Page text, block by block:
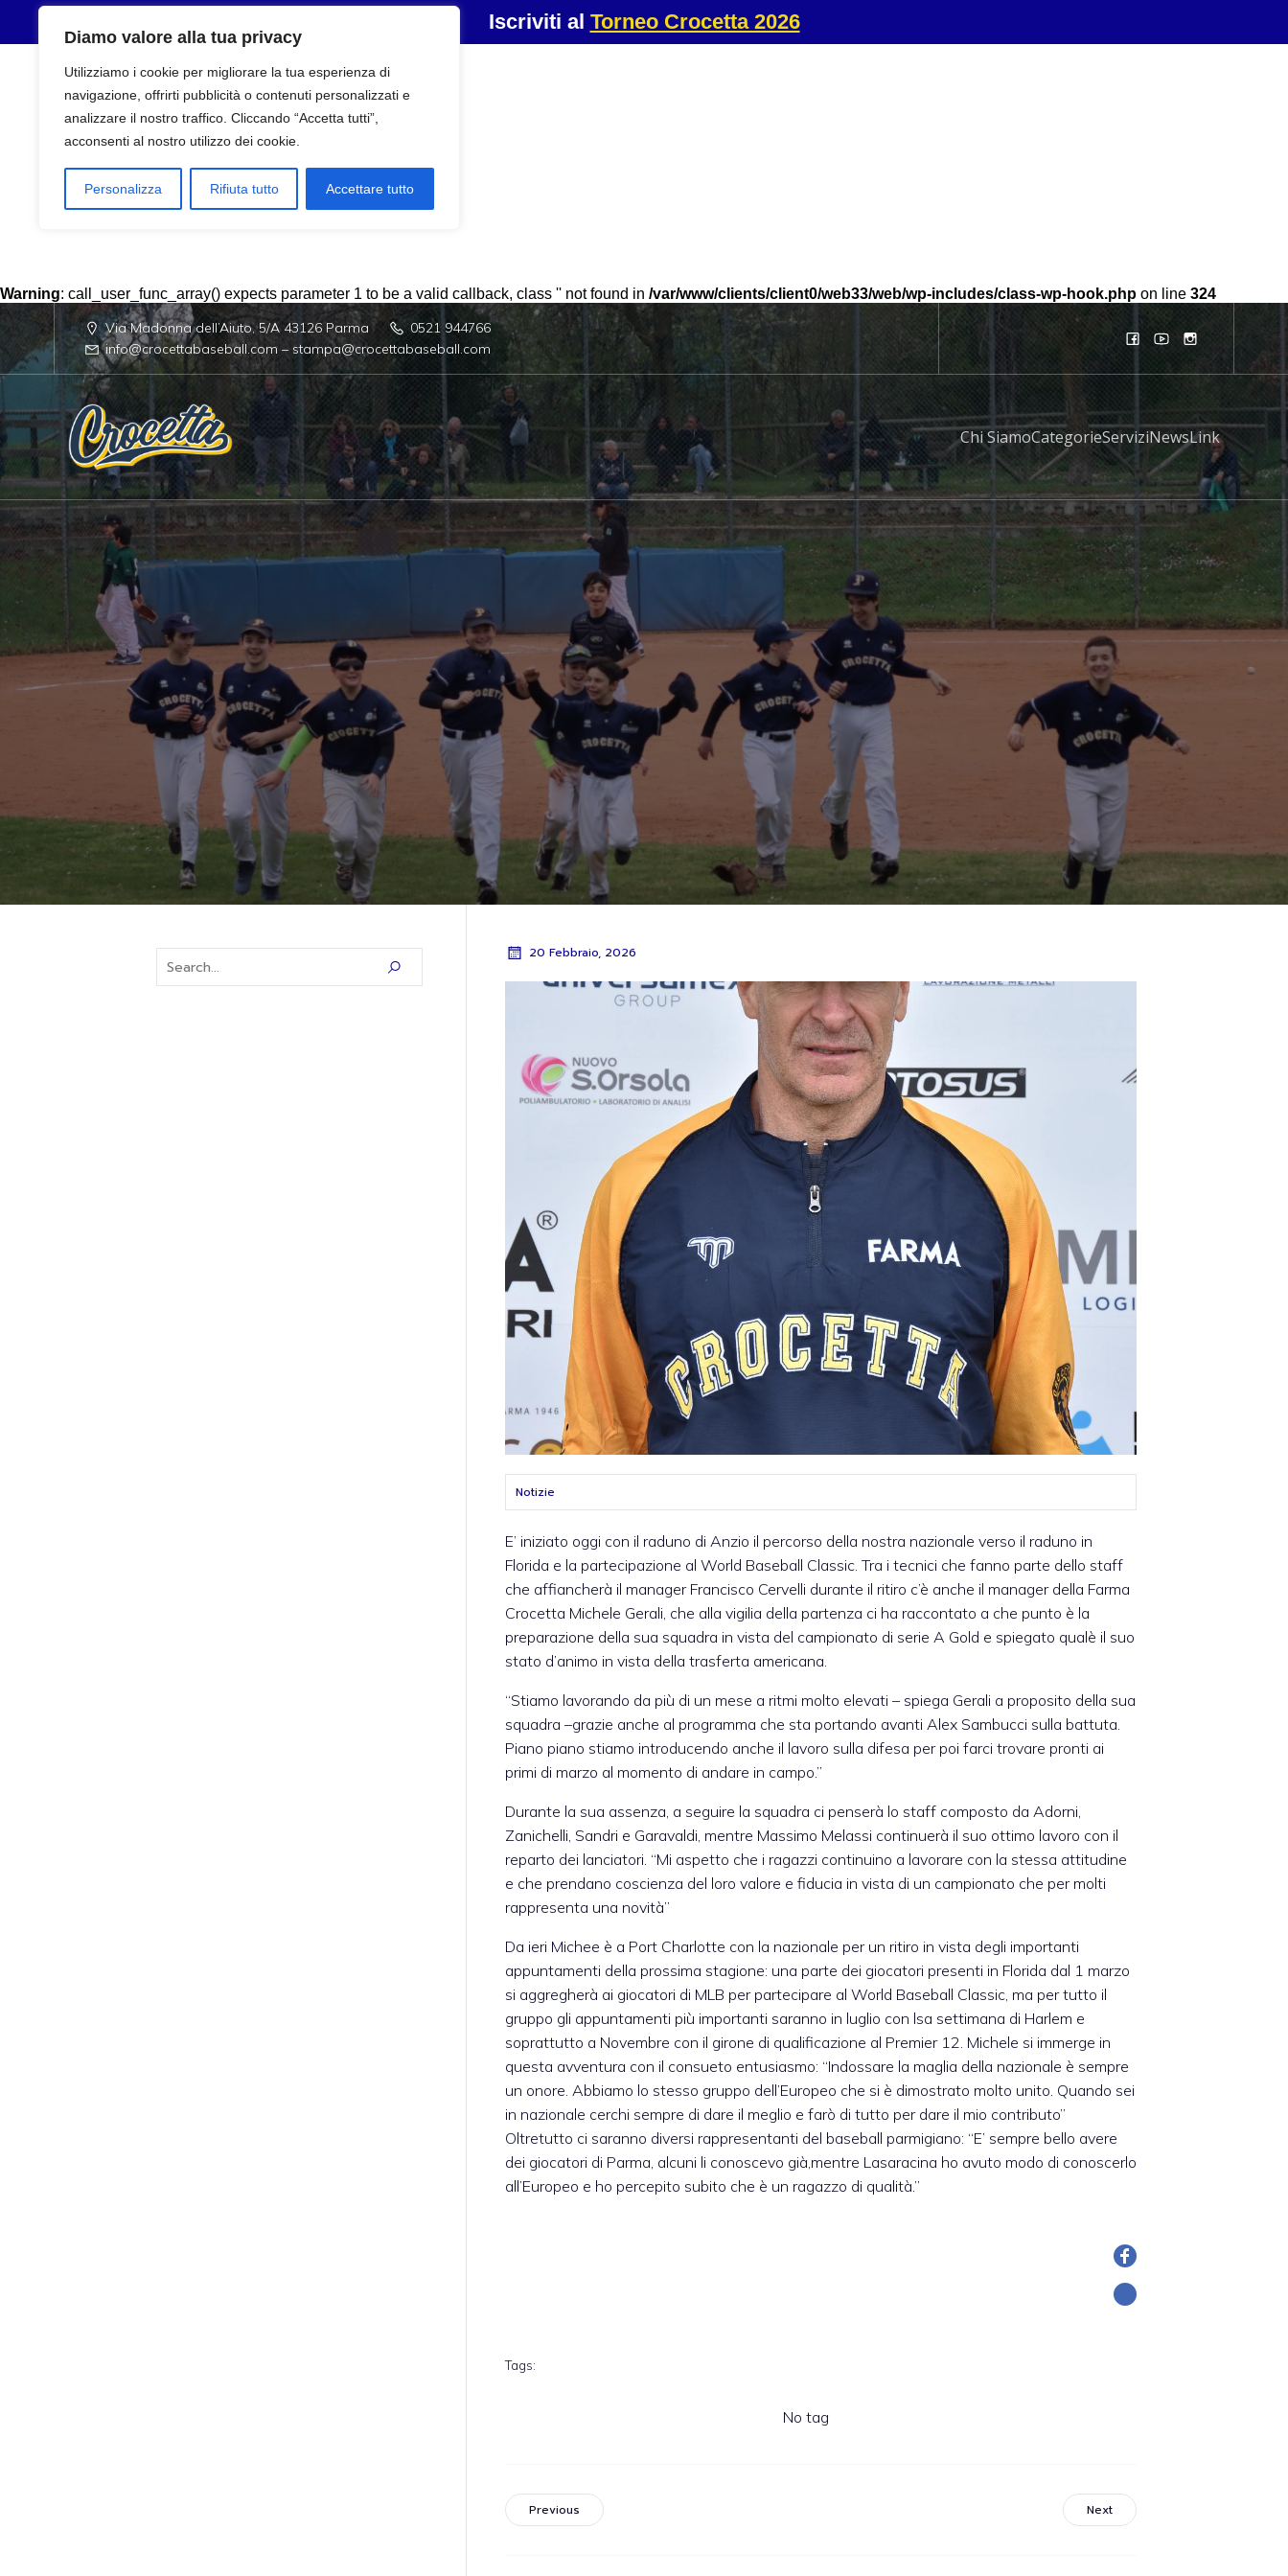
Iscriviti al Torneo Crocetta 2026
Diamo valore alla tua privacy
Utilizziamo i cookie per migliorare la tua esperienza di
navigazione, offrirti pubblicità o contenuti personalizzati e
analizzare il nostro traffico. Cliccando “Accetta tutti”,
acconsenti al nostro utilizzo dei cookie.
Personalizza Rifiuta tutto Accettare tutto
Warning: call_user_func_array() expects parameter 1 to be a valid callback, class '' not found in /var/www/clients/client0/web33/web/wp-includes/class-wp-hook.php on line 324
Via Madonna dell’Aiuto, 5/A 43126 Parma
0521 944766
info@crocettabaseball.com – stampa@crocettabaseball.com
Chi SiamoCategorieServiziNewsLink
20 Febbraio, 2026
Notizie
E’ iniziato oggi con il raduno di Anzio il percorso della nostra nazionale verso il raduno in
Florida e la partecipazione al World Baseball Classic. Tra i tecnici che fanno parte dello staff
che affiancherà il manager Francisco Cervelli durante il ritiro c’è anche il manager della Farma
Crocetta Michele Gerali, che alla vigilia della partenza ci ha raccontato a che punto è la
preparazione della sua squadra in vista del campionato di serie A Gold e spiegato qualè il suo
stato d’animo in vista della trasferta americana.
“Stiamo lavorando da più di un mese a ritmi molto elevati – spiega Gerali a proposito della sua
squadra –grazie anche al programma che sta portando avanti Alex Sambucci sulla battuta.
Piano piano stiamo introducendo anche il lavoro sulla difesa per poi farci trovare pronti ai
primi di marzo al momento di andare in campo.”
Durante la sua assenza, a seguire la squadra ci penserà lo staff composto da Adorni,
Zanichelli, Sandri e Garavaldi, mentre Massimo Melassi continuerà il suo ottimo lavoro con il
reparto dei lanciatori. “Mi aspetto che i ragazzi continuino a lavorare con la stessa attitudine
e che prendano coscienza del loro valore e fiducia in vista di un campionato che per molti
rappresenta una novità”
Da ieri Michee è a Port Charlotte con la nazionale per un ritiro in vista degli importanti
appuntamenti della prossima stagione: una parte dei giocatori presenti in Florida dal 1 marzo
si aggregherà ai giocatori di MLB per partecipare al World Baseball Classic, ma per tutto il
gruppo gli appuntamenti più importanti saranno in luglio con lsa settimana di Harlem e
soprattutto a Novembre con il girone di qualificazione al Premier 12. Michele si immerge in
questa avventura con il consueto entusiasmo: “Indossare la maglia della nazionale è sempre
un onore. Abbiamo lo stesso gruppo dell’Europeo che si è dimostrato molto unito. Quando sei
in nazionale cerchi sempre di dare il meglio e farò di tutto per dare il mio contributo”
Oltretutto ci saranno diversi rappresentanti del baseball parmigiano: “E’ sempre bello avere
dei giocatori di Parma, alcuni li conoscevo già,mentre Lasaracina ho avuto modo di conoscerlo
all’Europeo e ho percepito subito che è un ragazzo di qualità.”
Tags:
No tag
Previous Next